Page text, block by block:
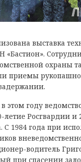
выставка
«Бастион».
охраны
приемы
этом году
Росгвардии и
С 1984 года при
водитель
при спасении